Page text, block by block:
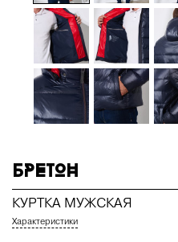
БРЕТОН
КУРТКА МУЖСКАЯ
Характеристики